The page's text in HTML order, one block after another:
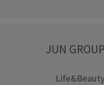
JUN